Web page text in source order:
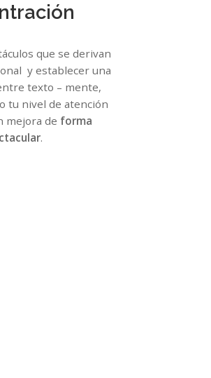
que se derivan
y establecer una
texto – mente,
tu nivel de atención
mejora de forma
.